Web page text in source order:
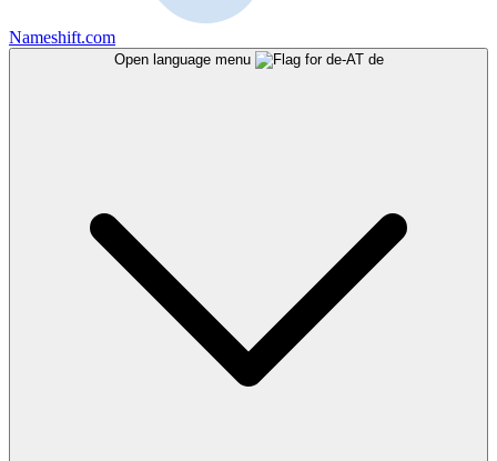
Nameshift.com
Open language menu de